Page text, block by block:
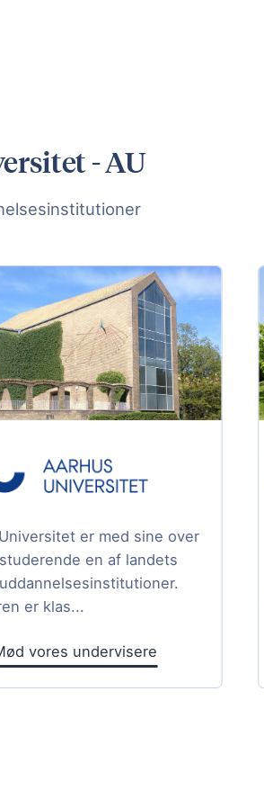
- AU
er med sine over
en af landets
er klas...
vores undervisere